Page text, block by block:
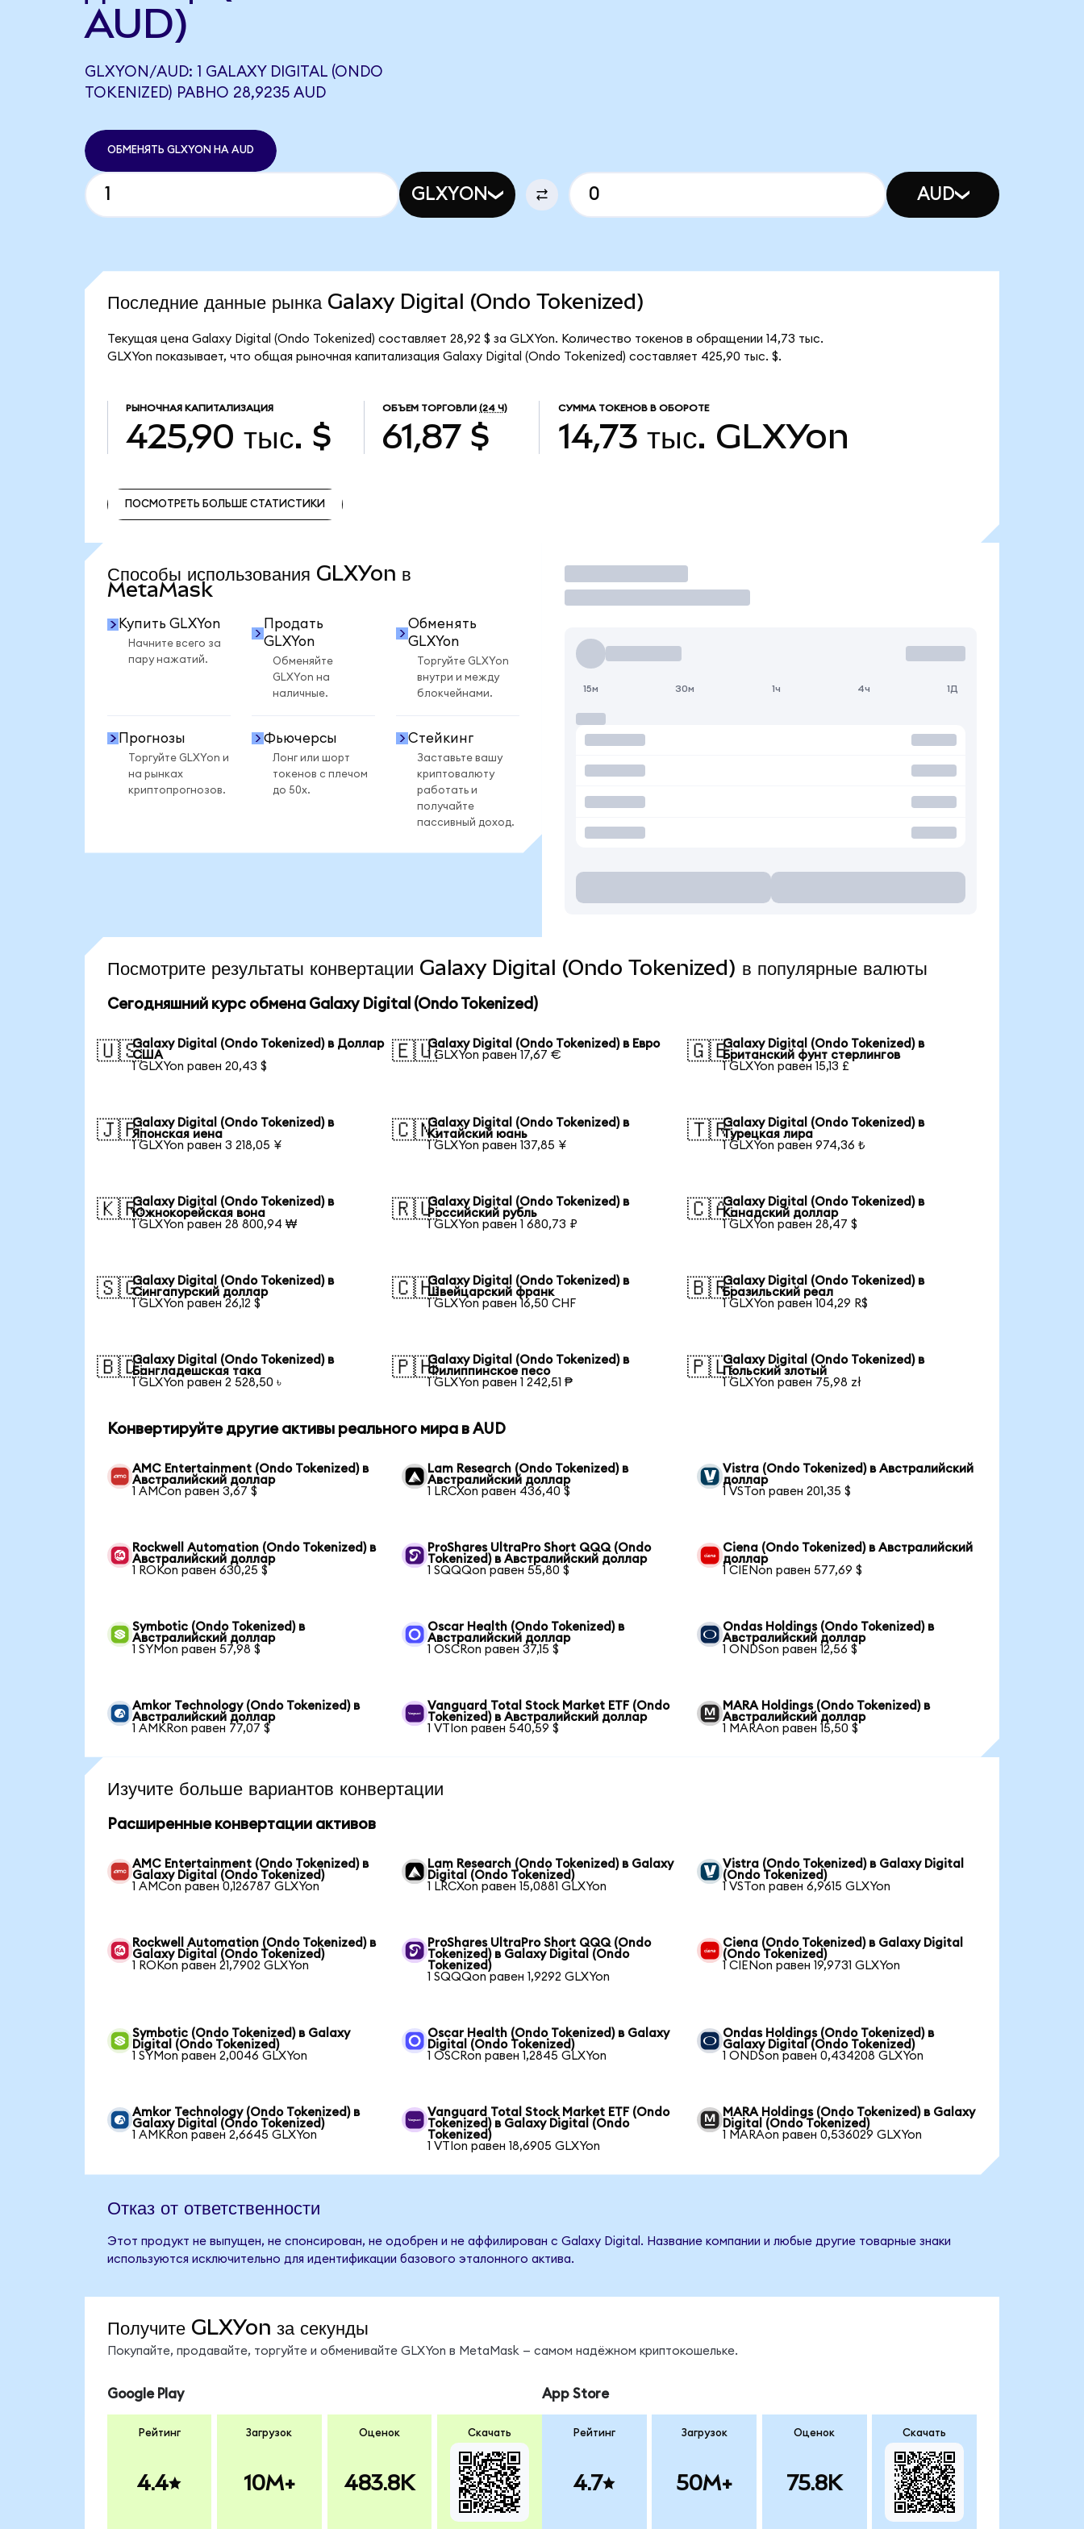
AUD)
GLXYON/AUD: 1 GALAXY DIGITAL (ONDO
TOKENIZED) РАВНО 28,9235 AUD
ОБМЕНЯТЬ GLXYON НА AUD
GLXYON AUD
Последние данные рынка Galaxy Digital (Ondo Tokenized)
Текущая цена Galaxy Digital (Ondo Tokenized) составляет 28,92 $ за GLXYon. Количество токенов в обращении 14,73 тыс.
GLXYon показывает, что общая рыночная капитализация Galaxy Digital (Ondo Tokenized) составляет 425,90 тыс. $.
РЫНОЧНАЯ КАПИТАЛИЗАЦИЯ
425,90 тыс. $
ОБЪЕМ ТОРГОВЛИ (24 Ч)
61,87 $
СУММА ТОКЕНОВ В ОБОРОТЕ
14,73 тыс. GLXYon
ПОСМОТРЕТЬ БОЛЬШЕ СТАТИСТИКИ
Способы использования GLXYon в
MetaMask
Купить GLXYon
Начните всего за
пару нажатий.
Продать
GLXYon
Обменяйте
GLXYon на
наличные.
Обменять
GLXYon
Торгуйте GLXYon
внутри и между
блокчейнами.
Прогнозы
Торгуйте GLXYon и
на рынках
криптопрогнозов.
Фьючерсы
Лонг или шорт
токенов с плечом
до 50x.
Стейкинг
Заставьте вашу
криптовалюту
работать и
получайте
пассивный доход.
Торговать
15м 30м 1ч 4ч 1Д
Посмотрите результаты конвертации Galaxy Digital (Ondo Tokenized) в популярные валюты
Сегодняшний курс обмена Galaxy Digital (Ondo Tokenized)
🇺🇸Galaxy Digital (Ondo Tokenized) в Доллар
США
1 GLXYon равен 20,43 $
🇪🇺Galaxy Digital (Ondo Tokenized) в Евро
1 GLXYon равен 17,67 €
🇬🇧Galaxy Digital (Ondo Tokenized) в
Британский фунт стерлингов
1 GLXYon равен 15,13 £
🇯🇵Galaxy Digital (Ondo Tokenized) в
Японская иена
1 GLXYon равен 3 218,05 ¥
🇨🇳Galaxy Digital (Ondo Tokenized) в
Китайский юань
1 GLXYon равен 137,85 ¥
🇹🇷Galaxy Digital (Ondo Tokenized) в
Турецкая лира
1 GLXYon равен 974,36 ₺
🇰🇷Galaxy Digital (Ondo Tokenized) в
Южнокорейская вона
1 GLXYon равен 28 800,94 ₩
🇷🇺Galaxy Digital (Ondo Tokenized) в
Российский рубль
1 GLXYon равен 1 680,73 ₽
🇨🇦Galaxy Digital (Ondo Tokenized) в
Канадский доллар
1 GLXYon равен 28,47 $
🇸🇬Galaxy Digital (Ondo Tokenized) в
Сингапурский доллар
1 GLXYon равен 26,12 $
🇨🇭Galaxy Digital (Ondo Tokenized) в
Швейцарский франк
1 GLXYon равен 16,50 CHF
🇧🇷Galaxy Digital (Ondo Tokenized) в
Бразильский реал
1 GLXYon равен 104,29 R$
🇧🇩Galaxy Digital (Ondo Tokenized) в
Бангладешская така
1 GLXYon равен 2 528,50 ৳
🇵🇭Galaxy Digital (Ondo Tokenized) в
Филиппинское песо
1 GLXYon равен 1 242,51 ₱
🇵🇱Galaxy Digital (Ondo Tokenized) в
Польский злотый
1 GLXYon равен 75,98 zł
Конвертируйте другие активы реального мира в AUD
AMC Entertainment (Ondo Tokenized) в
Австралийский доллар
1 AMCon равен 3,67 $
Lam Research (Ondo Tokenized) в
Австралийский доллар
1 LRCXon равен 436,40 $
Vistra (Ondo Tokenized) в Австралийский
доллар
1 VSTon равен 201,35 $
Rockwell Automation (Ondo Tokenized) в
Австралийский доллар
1 ROKon равен 630,25 $
ProShares UltraPro Short QQQ (Ondo
Tokenized) в Австралийский доллар
1 SQQQon равен 55,80 $
Ciena (Ondo Tokenized) в Австралийский
доллар
1 CIENon равен 577,69 $
Symbotic (Ondo Tokenized) в
Австралийский доллар
1 SYMon равен 57,98 $
Oscar Health (Ondo Tokenized) в
Австралийский доллар
1 OSCRon равен 37,15 $
Ondas Holdings (Ondo Tokenized) в
Австралийский доллар
1 ONDSon равен 12,56 $
Amkor Technology (Ondo Tokenized) в
Австралийский доллар
1 AMKRon равен 77,07 $
Vanguard Total Stock Market ETF (Ondo
Tokenized) в Австралийский доллар
1 VTIon равен 540,59 $
MARA Holdings (Ondo Tokenized) в
Австралийский доллар
1 MARAon равен 15,50 $
Изучите больше вариантов конвертации
Расширенные конвертации активов
AMC Entertainment (Ondo Tokenized) в
Galaxy Digital (Ondo Tokenized)
1 AMCon равен 0,126787 GLXYon
Lam Research (Ondo Tokenized) в Galaxy
Digital (Ondo Tokenized)
1 LRCXon равен 15,0881 GLXYon
Vistra (Ondo Tokenized) в Galaxy Digital
(Ondo Tokenized)
1 VSTon равен 6,9615 GLXYon
Rockwell Automation (Ondo Tokenized) в
Galaxy Digital (Ondo Tokenized)
1 ROKon равен 21,7902 GLXYon
ProShares UltraPro Short QQQ (Ondo
Tokenized) в Galaxy Digital (Ondo
Tokenized)
1 SQQQon равен 1,9292 GLXYon
Ciena (Ondo Tokenized) в Galaxy Digital
(Ondo Tokenized)
1 CIENon равен 19,9731 GLXYon
Symbotic (Ondo Tokenized) в Galaxy
Digital (Ondo Tokenized)
1 SYMon равен 2,0046 GLXYon
Oscar Health (Ondo Tokenized) в Galaxy
Digital (Ondo Tokenized)
1 OSCRon равен 1,2845 GLXYon
Ondas Holdings (Ondo Tokenized) в
Galaxy Digital (Ondo Tokenized)
1 ONDSon равен 0,434208 GLXYon
Amkor Technology (Ondo Tokenized) в
Galaxy Digital (Ondo Tokenized)
1 AMKRon равен 2,6645 GLXYon
Vanguard Total Stock Market ETF (Ondo
Tokenized) в Galaxy Digital (Ondo
Tokenized)
1 VTIon равен 18,6905 GLXYon
MARA Holdings (Ondo Tokenized) в Galaxy
Digital (Ondo Tokenized)
1 MARAon равен 0,536029 GLXYon
Отказ от ответственности
Этот продукт не выпущен, не спонсирован, не одобрен и не аффилирован с Galaxy Digital. Название компании и любые другие товарные знаки
используются исключительно для идентификации базового эталонного актива.
Получите GLXYon за секунды
Покупайте, продавайте, торгуйте и обменивайте GLXYon в MetaMask — самом надёжном криптокошельке.
Google Play
Рейтинг
4.4
Загрузок
10M+
Оценок
483.8K
Скачать
App Store
Рейтинг
4.7
Загрузок
50M+
Оценок
75.8K
Скачать